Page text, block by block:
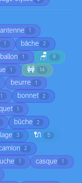
antenne 1
1 bâche 2
ballon 1 🪑 9
1 🚧 14
beurre 1
1 bonnet 2
1
bûche 2
3 🔌 5
2
1 casque 1